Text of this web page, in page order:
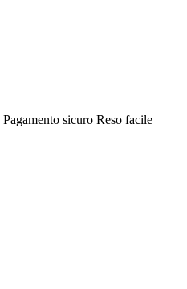
Pagamento sicuro Reso facile